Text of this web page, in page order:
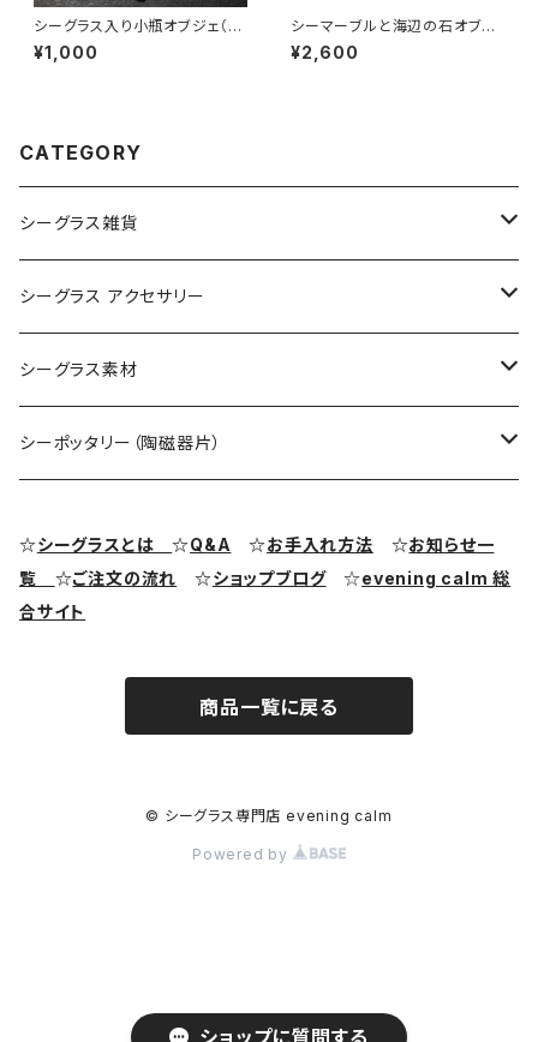
ショップに質問する
シーグラス入り小瓶オブジェ（白
色系）BZ-106
¥1,000
シーマーブルと海辺の石オブジ
ェ BZ-108
¥2,600
CATEGORY
シーグラス雑貨
コレクション用シーグラス
シーグラス オブジェ・置物
シーグラス アクセサリー
シーグラス ネックレス
シーグラス ペンダントヘッド（トップ）
シーグラス リング・指輪
シーグラス素材
アクセサリー用シーグラス
シーポッタリー（陶磁器片）
☆シーグラスとは☆Q&A ☆お手入れ方法 ☆お知らせ一
覧 ☆ご注文の流れ ☆ショップブログ ☆evening calm 総
合サイト
商品一覧に戻る
© シーグラス専門店 evening calm
Powered by